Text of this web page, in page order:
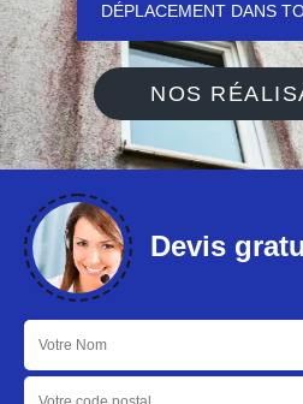
DÉPLACEMENT DANS
NOS
Devis